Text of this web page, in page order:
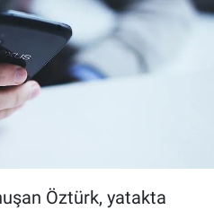
Öztürk, yatakta